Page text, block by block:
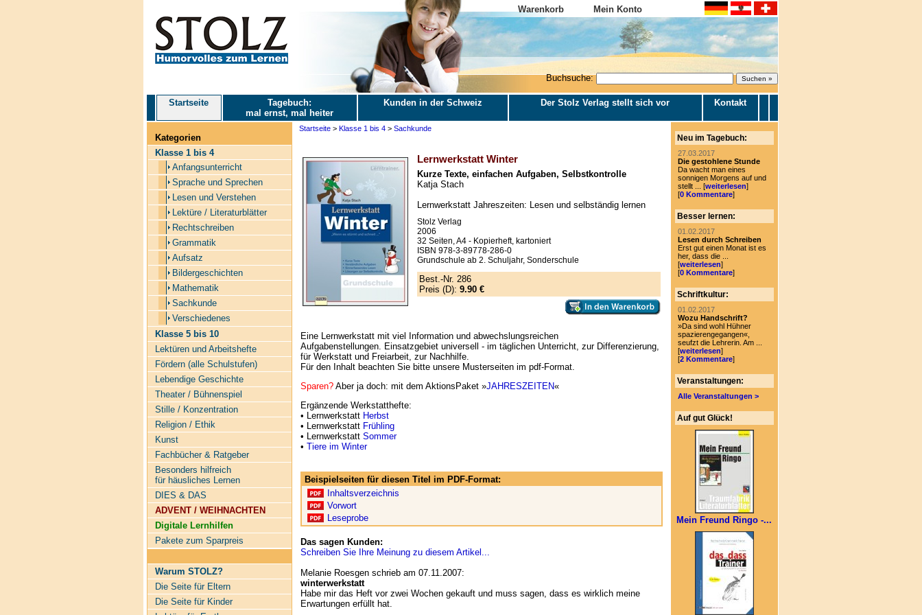
Warenkorb Mein Konto
Buchsuche:
Startseite
Tagebuch:
mal ernst, mal heiter
Kunden in der Schweiz Der Stolz Verlag stellt sich vor Kontakt
Kategorien
Klasse 1 bis 4
Anfangsunterricht
Sprache und Sprechen
Lesen und Verstehen
Lektüre / Literaturblätter
Rechtschreiben
Grammatik
Aufsatz
Bildergeschichten
Mathematik
Sachkunde
Verschiedenes
Klasse 5 bis 10
Lektüren und Arbeitshefte
Fördern (alle Schulstufen)
Lebendige Geschichte
Theater / Bühnenspiel
Stille / Konzentration
Religion / Ethik
Kunst
Fachbücher & Ratgeber
Besonders hilfreich
für häusliches Lernen
DIES & DAS
ADVENT / WEIHNACHTEN
Digitale Lernhilfen
Pakete zum Sparpreis
Warum STOLZ?
Die Seite für Eltern
Die Seite für Kinder
Startseite> Klasse 1 bis 4> Sachkunde
Lernwerkstatt Winter
Kurze Texte, einfachen Aufgaben, Selbstkontrolle
Katja Stach
Lernwerkstatt Jahreszeiten: Lesen und selbständig lernen
Stolz Verlag
2006
32 Seiten, A4 - Kopierheft, kartoniert
ISBN 978-3-89778-286-0
Grundschule ab 2. Schuljahr, Sonderschule
Best.-Nr. 286
Preis (D): 9.90 €
Eine Lernwerkstatt mit viel Information und abwechslungsreichen
Aufgabenstellungen. Einsatzgebiet universell - im täglichen Unterricht, zur Differenzierung,
für Werkstatt und Freiarbeit, zur Nachhilfe.
Für den Inhalt beachten Sie bitte unsere Musterseiten im pdf-Format.
Sparen?Aber ja doch: mit dem AktionsPaket »JAHRESZEITEN«
Ergänzende Werkstatthefte:
• Lernwerkstatt Herbst
• Lernwerkstatt Frühling
• Lernwerkstatt Sommer
• Tiere im Winter
Beispielseiten für diesen Titel im PDF-Format:
Inhaltsverzeichnis
Vorwort
Leseprobe
Das sagen Kunden:
Schreiben Sie Ihre Meinung zu diesem Artikel...
Melanie Roesgen schrieb am 07.11.2007:
winterwerkstatt
Habe mir das Heft vor zwei Wochen gekauft und muss sagen, dass es wirklich meine
Erwartungen erfüllt hat.
Neu im Tagebuch:
27.03.2017
Die gestohlene Stunde
Da wacht man eines
sonnigen Morgens auf und
stellt ... [weiterlesen]
[0 Kommentare]
Besser lernen:
01.02.2017
Lesen durch Schreiben
Erst gut einen Monat ist es
her, dass die ...
[weiterlesen]
[0 Kommentare]
Schriftkultur:
01.02.2017
Wozu Handschrift?
»Da sind wohl Hühner
spazierengegangen«,
seufzt die Lehrerin. Am ...
[weiterlesen]
[2 Kommentare]
Veranstaltungen:
Alle Veranstaltungen >
Auf gut Glück!
Mein Freund Ringo -...